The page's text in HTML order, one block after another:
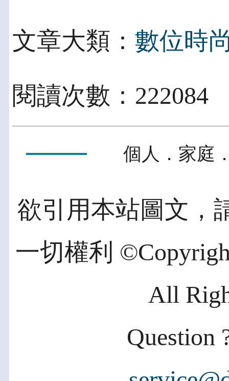
文章大類： 數位時
閱讀次數：
個人．家庭
欲引用本站圖文，
一切權利
All
Question